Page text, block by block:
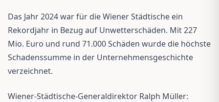
Das Jahr 2024 war für die Wiener Städtische ein
Rekordjahr in Bezug auf Unwetterschäden. Mit 227
Mio. Euro und rund 71.000 Schäden wurde die höchste
Schadenssumme in der Unternehmensgeschichte
verzeichnet.
Wiener-Städtische-Generaldirektor Ralph Müller: